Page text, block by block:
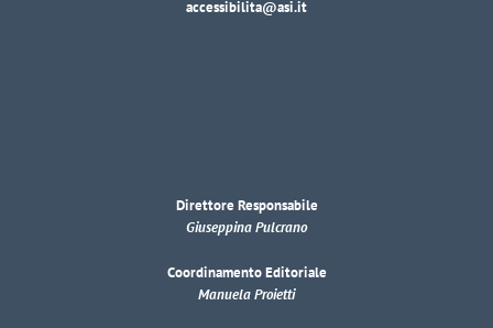
accessibilita@asi.it
Direttore Responsabile
Giuseppina Pulcrano
Coordinamento Editoriale
Manuela Proietti